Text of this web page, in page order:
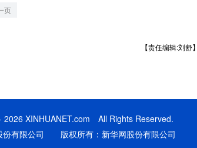
页
【责任编辑:刘舒】
2026 XINHUANET.com All Rights Reserved.
份有限公司 版权所有：新华网股份有限公司